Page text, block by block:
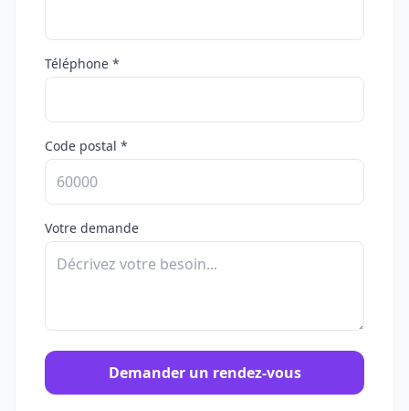
Téléphone *
Code postal *
Votre demande
Demander un rendez-vous